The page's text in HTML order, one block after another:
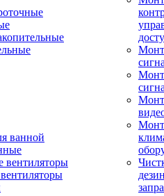
ванной
вентиляторы